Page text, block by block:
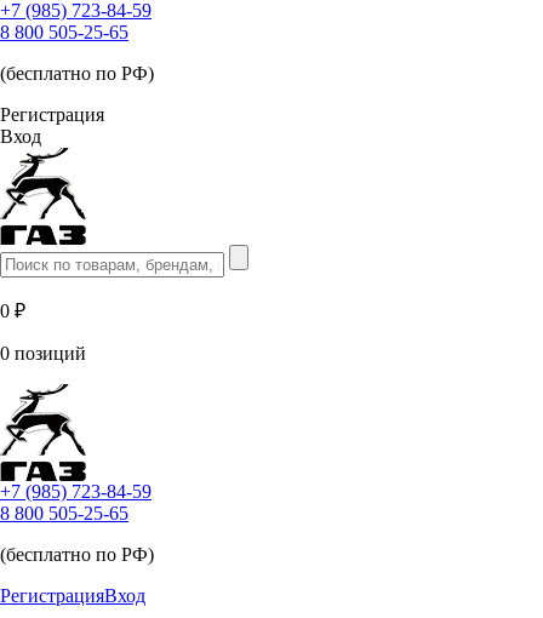
+7 (985) 723-84-59
8 800 505-25-65
(бесплатно по РФ)
Регистрация
Вход
0 ₽
0 позиций
+7 (985) 723-84-59
8 800 505-25-65
(бесплатно по РФ)
РегистрацияВход